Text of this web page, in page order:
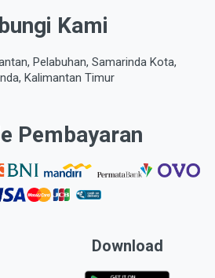
Kami
Pelabuhan, Samarinda Kota,
Kalimantan Timur
Pembayaran
Download